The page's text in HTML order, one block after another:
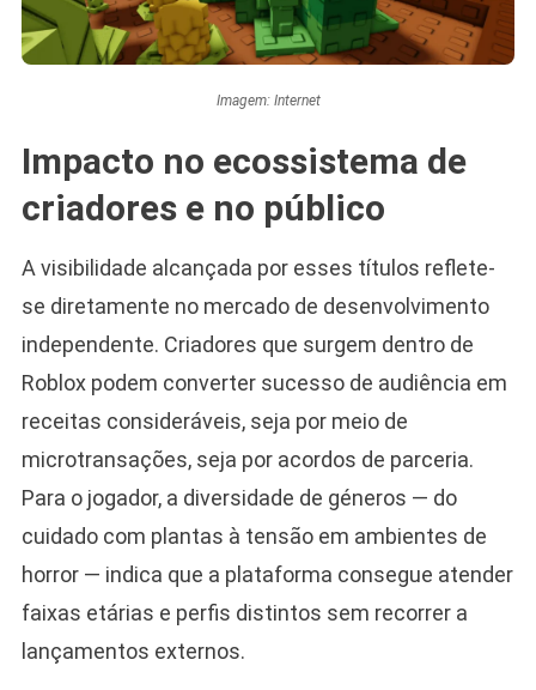
Imagem: Internet
Impacto no ecossistema de
criadores e no público
A visibilidade alcançada por esses títulos reflete-
se diretamente no mercado de desenvolvimento
independente. Criadores que surgem dentro de
Roblox podem converter sucesso de audiência em
receitas consideráveis, seja por meio de
microtransações, seja por acordos de parceria.
Para o jogador, a diversidade de géneros — do
cuidado com plantas à tensão em ambientes de
horror — indica que a plataforma consegue atender
faixas etárias e perfis distintos sem recorrer a
lançamentos externos.